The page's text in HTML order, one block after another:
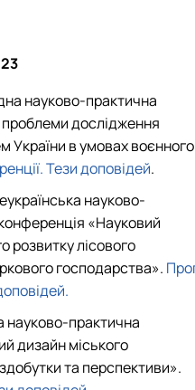
науково-практична
дослідження
України в умовах воєнного
Тези доповідей.
науково-
«Науковий
розвитку лісового
господарства».
науково-практична
дизайн міського
та перспективи».